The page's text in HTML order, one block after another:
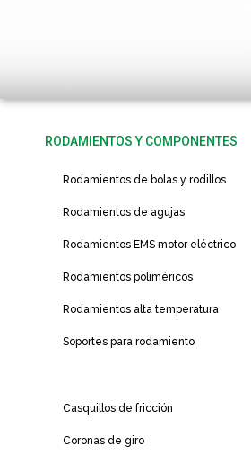
RODAMIENTOS Y COMPONENTES
Rodamientos de bolas y rodillos
Rodamientos de agujas
Rodamientos EMS motor eléctrico
Rodamientos poliméricos
Rodamientos alta temperatura
Soportes para rodamiento
Casquillos de fricción
Coronas de giro